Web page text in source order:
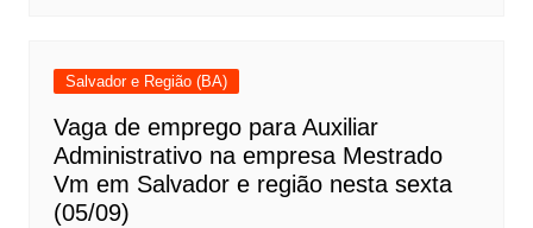
Salvador e Região (BA)
Vaga de emprego para Auxiliar
Administrativo na empresa Mestrado
Vm em Salvador e região nesta sexta
(05/09)